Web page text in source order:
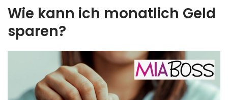
Wie kann ich monatlich Geld
sparen?